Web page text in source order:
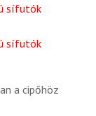
sífutók
sífutók
a cipőhöz